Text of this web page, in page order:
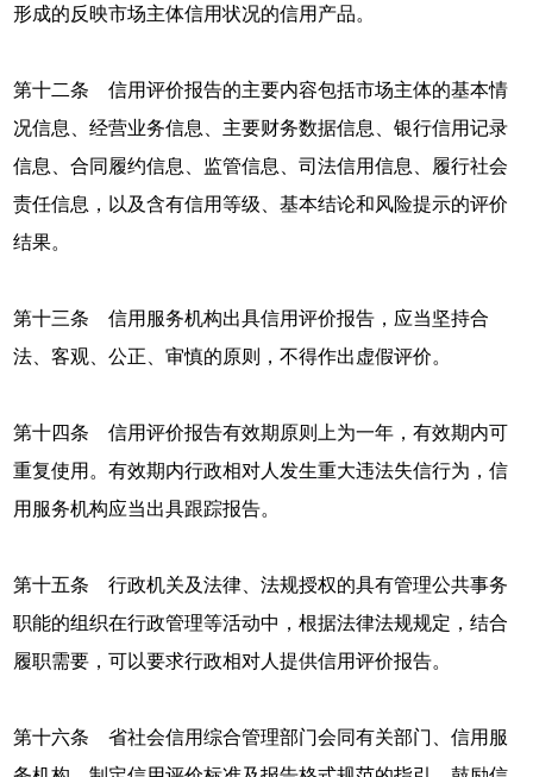
形成的反映市场主体信用状况的信用产品。
第十二条 信用评价报告的主要内容包括市场主体的基本情
况信息、经营业务信息、主要财务数据信息、银行信用记录
信息、合同履约信息、监管信息、司法信用信息、履行社会
责任信息，以及含有信用等级、基本结论和风险提示的评价
结果。
第十三条 信用服务机构出具信用评价报告，应当坚持合
法、客观、公正、审慎的原则，不得作出虚假评价。
第十四条 信用评价报告有效期原则上为一年，有效期内可
重复使用。有效期内行政相对人发生重大违法失信行为，信
用服务机构应当出具跟踪报告。
第十五条 行政机关及法律、法规授权的具有管理公共事务
职能的组织在行政管理等活动中，根据法律法规规定，结合
履职需要，可以要求行政相对人提供信用评价报告。
第十六条 省社会信用综合管理部门会同有关部门、信用服